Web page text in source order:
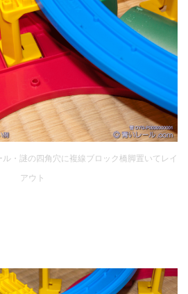
・謎の四角穴に複線ブロック橋脚置いてレイ
アウト